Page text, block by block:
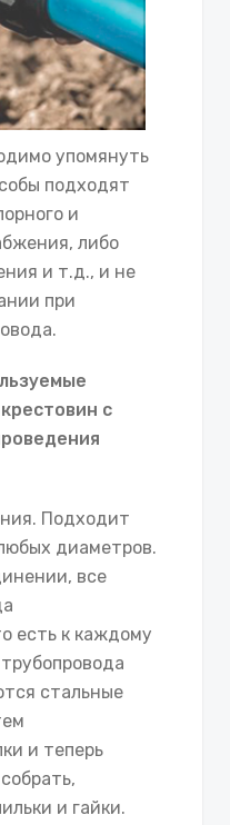
упомянуть
подходят
и
либо
и т.д., и не
при
с
Подходит
диаметров.
все
есть к каждому
стальные
и теперь
и гайки.